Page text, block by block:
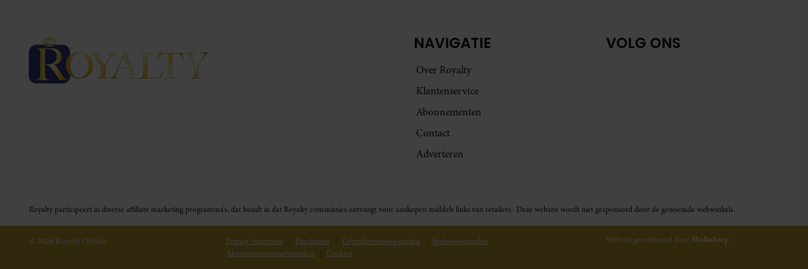
NAVIGATIE
Over Royalty
Klantenservice
Abonnementen
Contact
Adverteren
VOLG ONS
Royalty participeert in diverse affiliate marketing programma’s, dat houdt in dat Royalty commissies ontvangt voor aankopen middels links van retailers. Deze website wordt niet gesponsord door de genoemde webwinkels.
© 2026 Royalty Online Privacy statement Disclaimer Gebruikersvoorwaarden
Spelvoorwaarden
Abonnementsvoorwaarden
Cookies
Website gerealiseerd door MediaSoep